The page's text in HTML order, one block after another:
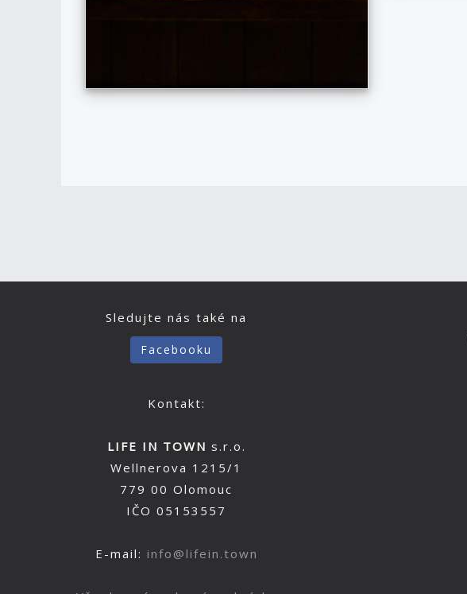
Sledujte nás také na
Facebooku
Kontakt:
LIFE IN TOWN s.r.o.
Wellnerova 1215/1
779 00 Olomouc
IČO 05153557
E-mail: info@lifein.town